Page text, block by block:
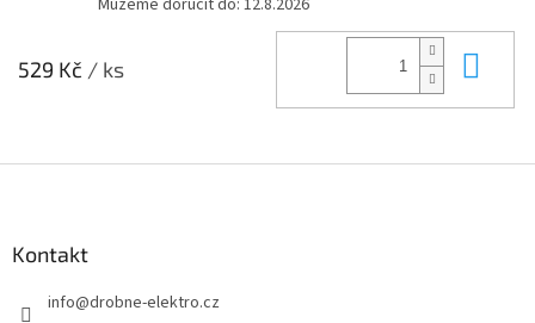
529 Kč / ks
Kontakt
info@drobne-elektro.cz